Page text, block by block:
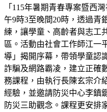
「115年暑期青春專案暨西
午9時3至晚間20時，透過青
練，讓學童、高齡者與志工
區。活動由社會工作師江一
導」揭開序幕，帶領學童認
詐騙及網路霸凌，建立正確
務課程，由執行長陳玄宗介
經驗，並邀請防災中心李鎮
防災三助觀念。課程更安排